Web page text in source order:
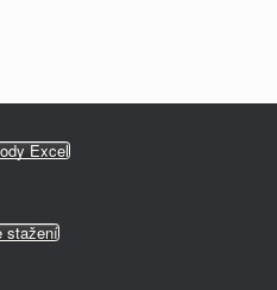
Excel
stažení